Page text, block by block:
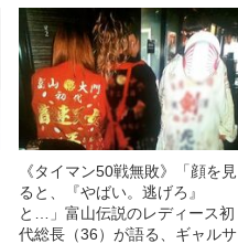
《タイマン50戦無敗》「顔を見
ると、『やばい。逃げろ』
と…」富山伝説のレディース初
代総長（36）が語る、ギャルサ